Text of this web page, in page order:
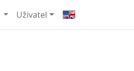
Uživatel